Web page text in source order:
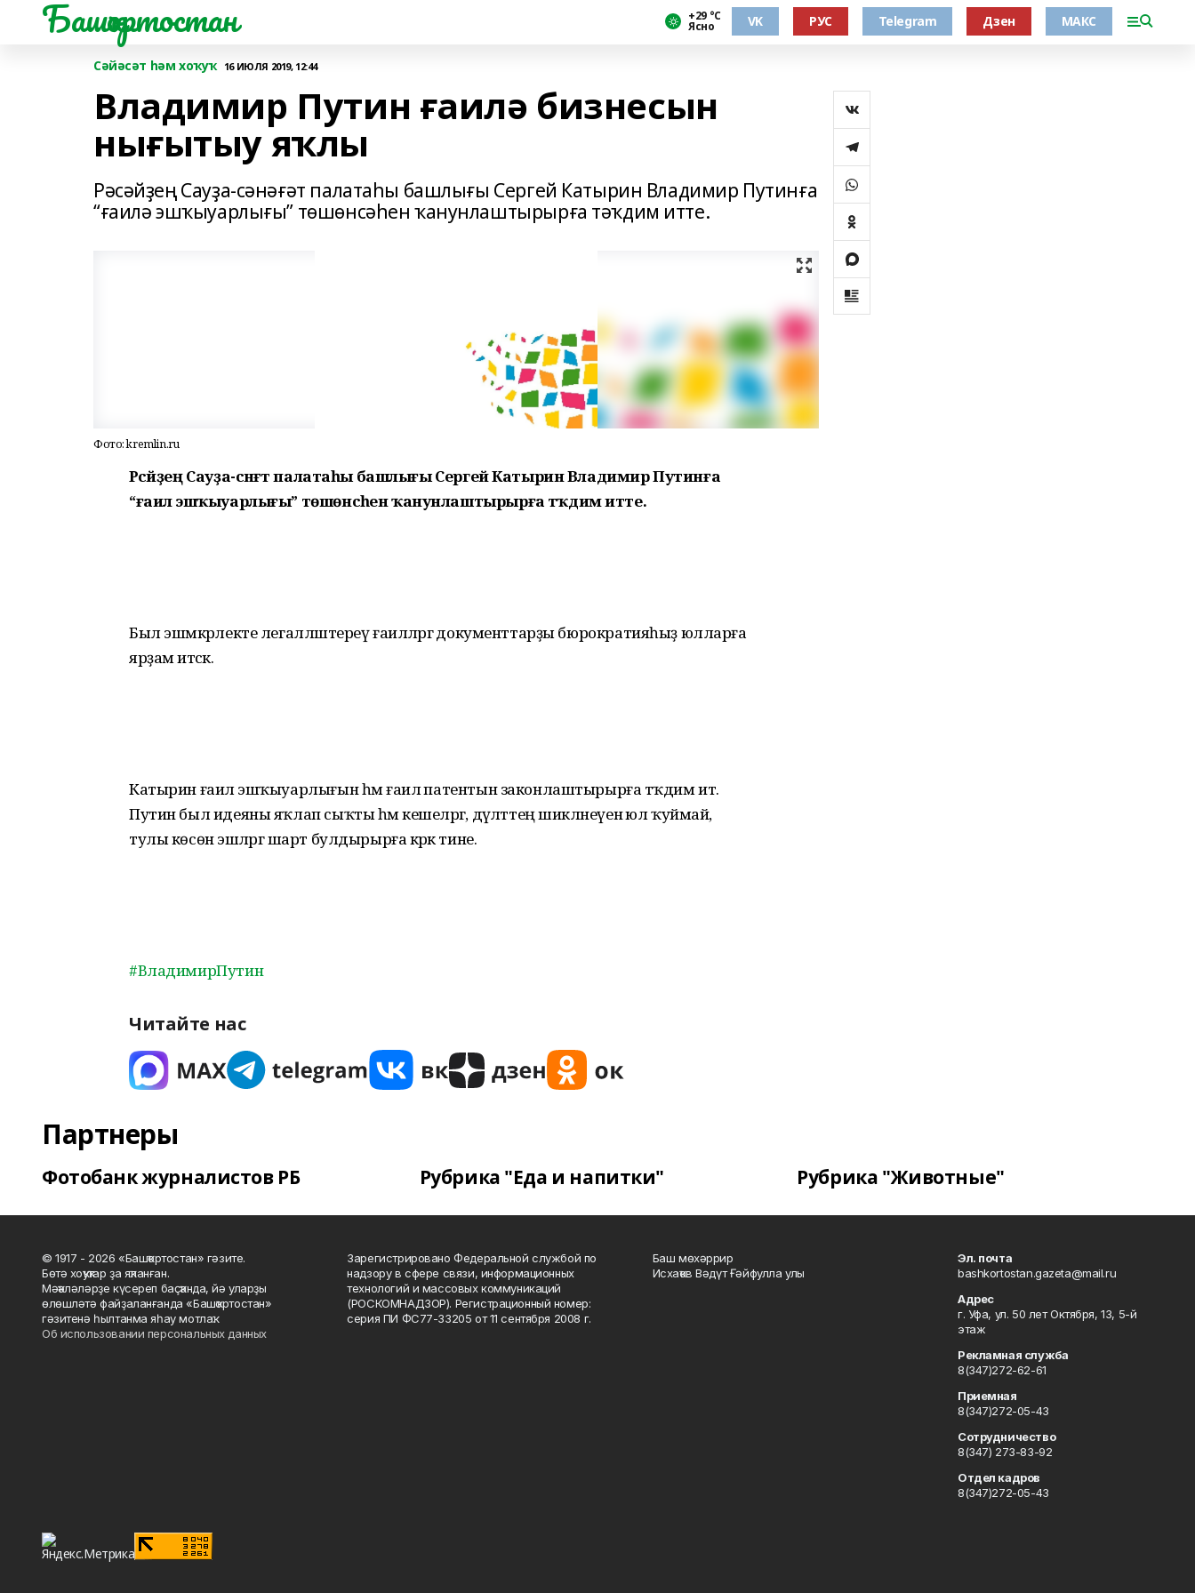
Башҡортостан +29 °С
Ясно VK РУС Telegram Дзен МАКС
Сәйәсәт һәм хоҡуҡ 16 ИЮЛЯ 2019, 12:44
Владимир Путин ғаилә бизнесын
нығытыу яҡлы
Рәсәйҙең Сауҙа-сәнәғәт палатаһы башлығы Сергей Катырин Владимир Путинға
“ғаилә эшҡыуарлығы” төшөнсәһен ҡанунлаштырырға тәҡдим итте.
Фото: kremlin.ru
Рәсәйҙең Сауҙа-сәнәғәт палатаһы башлығы Сергей Катырин Владимир Путинға
“ғаилә эшҡыуарлығы” төшөнсәһен ҡанунлаштырырға тәҡдим итте.
Был эшмәкәрлекте легалләштереү ғаиләләргә документтарҙы бюрократияһыҙ юлларға
ярҙам итәсәк.
Катырин ғаилә эшҡыуарлығын һәм ғаилә патентын законлаштырырға тәҡдим итә.
Путин был идеяны яҡлап сыҡты һәм кешеләргә, дәүләттең шикләнеүенә юл ҡуймай,
тулы көсөнә эшләргә шарт булдырырға кәрәк тине.
#ВладимирПутин
Читайте нас
Партнеры
Фотобанк журналистов РБ Рубрика "Еда и напитки" Рубрика "Животные"
© 1917 - 2026 «Башҡортостан» гәзите.
Бөтә хоҡуҡтар ҙа яҡланған.
Мәҡәләләрҙе күсереп баҫҡанда, йә уларҙы
өлөшләтә файҙаланғанда «Башҡортостан»
гәзитенә һылтанма яһау мотлаҡ.
Об использовании персональных данных
Зарегистрировано Федеральной службой по
надзору в сфере связи, информационных
технологий и массовых коммуникаций
(РОСКОМНАДЗОР). Регистрационный номер:
серия ПИ ФС77-33205 от 11 сентября 2008 г.
Баш мөхәррир
Исхаҡов Вәдүт Ғәйфулла улы
Эл. почта
bashkortostan.gazeta@mail.ru
Адрес
г. Уфа, ул. 50 лет Октября, 13, 5-й
этаж
Рекламная служба
8(347)272-62-61
Приемная
8(347)272-05-43
Сотрудничество
8(347) 273-83-92
Отдел кадров
8(347)272-05-43